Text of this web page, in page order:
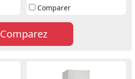
Comparer
Comparez